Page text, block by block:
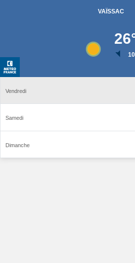
VAÏSSAC
26
10
Vendredi
Samedi
Dimanche